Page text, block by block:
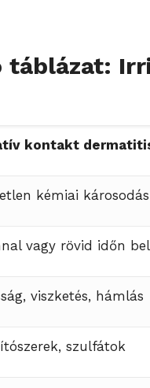
táblázat:
kontakt
kémiai
vagy rövid időn
viszketés, hámlás
szulfátok